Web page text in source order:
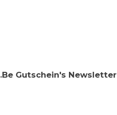
Gutschein's Newsletter